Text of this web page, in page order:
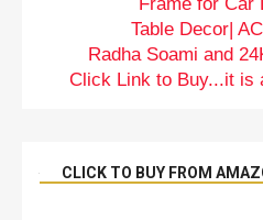
Table Decor|
Radha Soami and
Click Link to Buy...it is
CLICK TO BUY FROM